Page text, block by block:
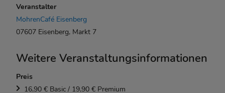
Veranstalter
MohrenCafé Eisenberg
07607 Eisenberg, Markt 7
Weitere Veranstaltungsinformationen
Preis
16,90 € Basic / 19,90 € Premium